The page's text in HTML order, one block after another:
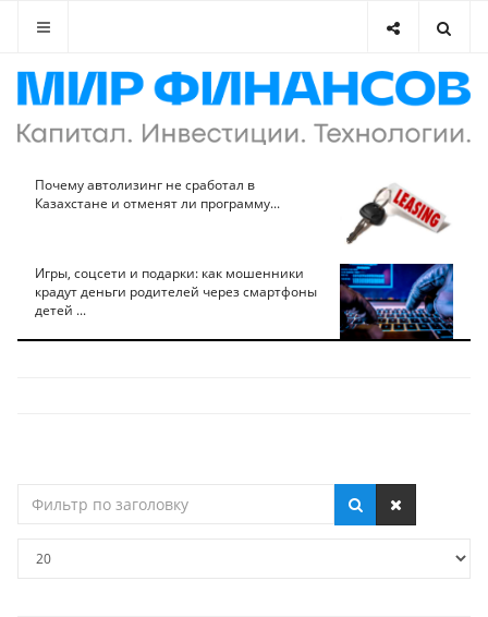
Почему автолизинг не сработал в
Казахстане и отменят ли программу...
Игры, соцсети и подарки: как мошенники
крадут деньги родителей через смартфоны
детей ...
по